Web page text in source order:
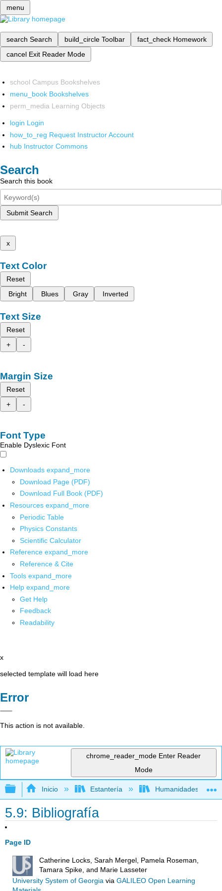
menu
search Search build_circle Toolbar fact_check Homework
cancel Exit Reader Mode
school Campus Bookshelves
menu_book Bookshelves
perm_media Learning Objects
login Login
how_to_reg Request Instructor Account
hub Instructor Commons
Search
Search this book
Submit Search
x
Text Color
Reset
Bright
Blues Gray Inverted
Text Size
Reset
+
-
Margin Size
Reset
+
-
Font Type
Enable Dyslexic Font
Downloads expand_more
Download Page (PDF)
Download Full Book (PDF)
Resources expand_more
Periodic Table
Physics Constants
Scientific Calculator
Reference expand_more
Reference & Cite
Tools expand_more
Help expand_more
Get Help
Feedback
Readability
x
selected template will load here
Error
This action is not available.
chrome_reader_mode Enter Reader
Mode
Expandir/contraer jerarquía global
Inicio Estantería Humanidades
5.9: Bibliografía
Page ID
Catherine Locks, Sarah Mergel, Pamela Roseman,
Tamara Spike, and Marie Lasseter
University System of Georgiavia GALILEO Open Learning